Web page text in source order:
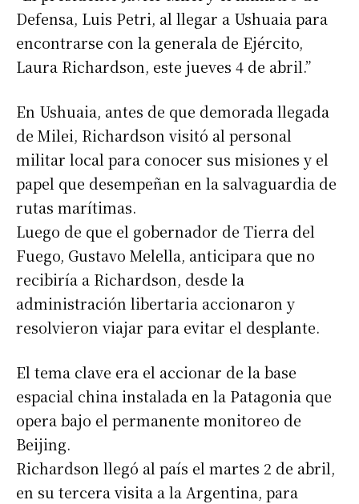
Defensa, Luis Petri, al llegar a Ushuaia para
encontrarse con la generala de Ejército,
Laura Richardson, este jueves 4 de abril.”
En Ushuaia, antes de que demorada llegada
de Milei, Richardson visitó al personal
militar local para conocer sus misiones y el
papel que desempeñan en la salvaguardia de
rutas marítimas.
Luego de que el gobernador de Tierra del
Fuego, Gustavo Melella, anticipara que no
recibiría a Richardson, desde la
administración libertaria accionaron y
resolvieron viajar para evitar el desplante.
El tema clave era el accionar de la base
espacial china instalada en la Patagonia que
opera bajo el permanente monitoreo de
Beijing.
Richardson llegó al país el martes 2 de abril,
en su tercera visita a la Argentina, para